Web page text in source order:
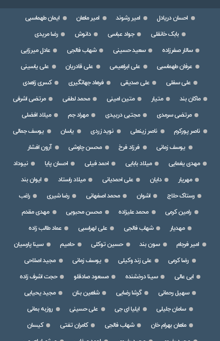
احسان دریادل امیر رشوند امیر ماهان
ایمان طهماسبی
بابک خانقلی
جواد عباسی دانوش
رضا مریدی
سالار صفرزاده
سعید حسینی شهاب فالجی
عادل میرزایی
عرفان طهماسبی
علی ابراهیمی علی قادریان
علی یاسینی
علی سفلی
علی صدیقی فرهاد جهانگیری
کسری زاهدی
ماکان بند
متیار متین امینی محمد لطفی
مرتضی اشرفی
مرتضی سرمدی
مجتبی دربیدی مهراد جم
میلاد افضلی
ناصر پورکرم
ناصر زینعلی نوید زردی یاسان
یوسف جمالی
یوسف زمانی
فرزاد فرخ محسن چاوشی
آرون افشار
مهدی یغمایی
میلاد بابایی احمد فیلی احسان پایا
نیوداد
مهریار
دایان علی احمدیانی میلاد راستاد
ایوان بند
رستاک حلاج
اشوان محمد اصفهانی رضا شیری
راغب
رامین کرمی
محمد علیزاده محسن محبوبی
مهدی مقدم
مهدیار
شهاب فالجی علی لهراسبی
عماد طالب زاده
امیر فرجام
سون بند حسین توکلی حامیم
سینا پارسیان
رضا کرمی
علی زند وکیلی یوسف زمانی
مجید اصلاحی
ابی عالی
سینا درخشنده مسعود صادقلو
حجت اشرف زاده
سهیل رحمانی
گرشا رضایی شاهین بنان
مجید یحیایی
سامان جلیلی
ایلیا ای جی علی حسینی
روزبه بمانی
ماهان بهرام خان
شهاب فالجی کامران تفتی
کیسان